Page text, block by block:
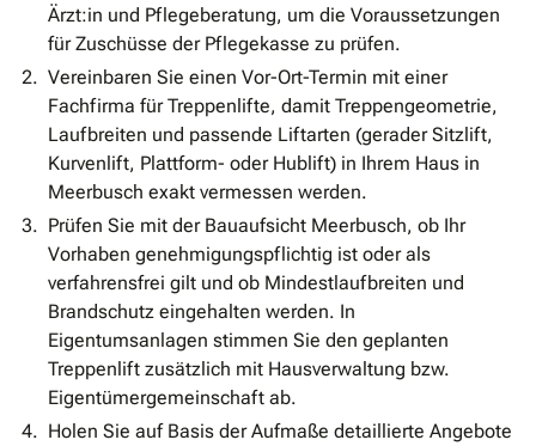
Ärzt:in und Pflegeberatung, um die Voraussetzungen
für Zuschüsse der Pflegekasse zu prüfen.
Vereinbaren Sie einen Vor-Ort-Termin mit einer
Fachfirma für Treppenlifte, damit Treppengeometrie,
Laufbreiten und passende Liftarten (gerader Sitzlift,
Kurvenlift, Plattform- oder Hublift) in Ihrem Haus in
Meerbusch exakt vermessen werden.
Prüfen Sie mit der Bauaufsicht Meerbusch, ob Ihr
Vorhaben genehmigungspflichtig ist oder als
verfahrensfrei gilt und ob Mindestlaufbreiten und
Brandschutz eingehalten werden. In
Eigentumsanlagen stimmen Sie den geplanten
Treppenlift zusätzlich mit Hausverwaltung bzw.
Eigentümergemeinschaft ab.
Holen Sie auf Basis der Aufmaße detaillierte Angebote